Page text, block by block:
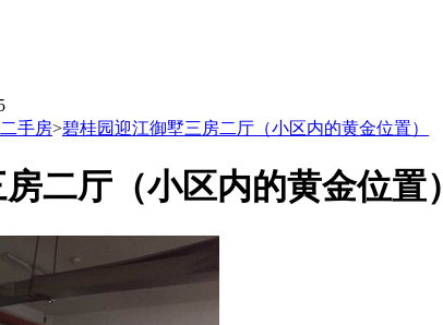
二手房>碧桂园迎江御墅三房二厅（小区内的黄金位置）
二厅（小区内的黄金位置）